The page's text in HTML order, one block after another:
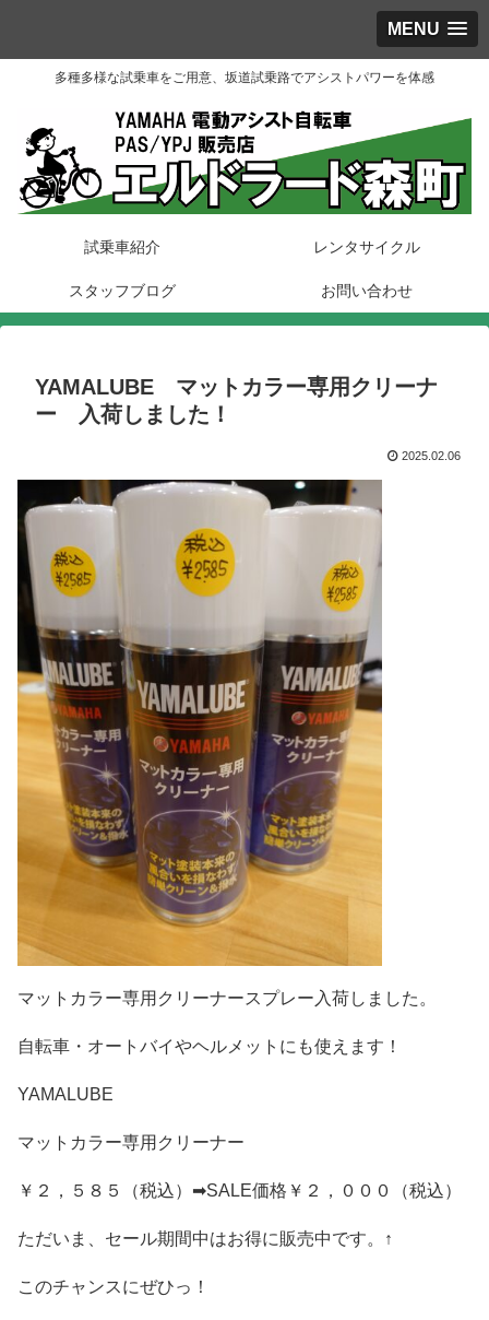
MENU
多種多様な試乗車をご用意、坂道試乗路でアシストパワーを体感
試乗車紹介 レンタサイクル
スタッフブログ お問い合わせ
YAMALUBE マットカラー専用クリーナ
ー 入荷しました！
2025.02.06
マットカラー専用クリーナースプレー入荷しました。
自転車・オートバイやヘルメットにも使えます！
YAMALUBE
マットカラー専用クリーナー
￥２，５８５（税込）➡SALE価格￥２，０００（税込）
ただいま、セール期間中はお得に販売中です。↑
このチャンスにぜひっ！